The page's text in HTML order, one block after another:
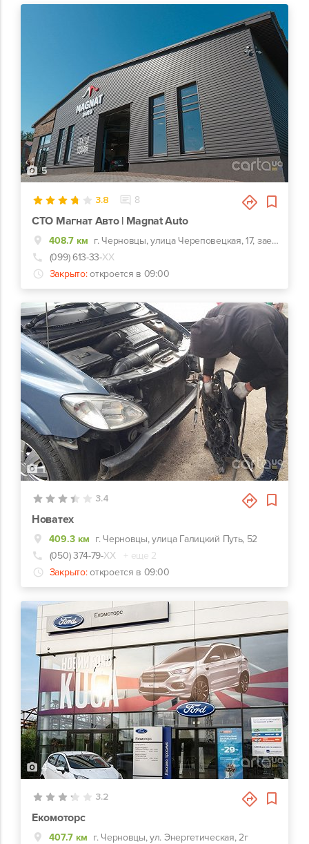
5
3.8 8
СТО Магнат Авто | Magnat Auto
408.7 км
г. Черновцы, улица Череповецкая, 17, заезд с ул. Комунальников
(099) 613-33-ХХ
Закрыто: откроется в 09:00
1
3.4
Новатех
409.3 км г. Черновцы, улица Галицкий Путь, 52
(050) 374-79-ХХ
+ еще 2
Закрыто: откроется в 09:00
4
3.2
Екомоторс
407.7 км г. Черновцы, ул. Энергетическая, 2г